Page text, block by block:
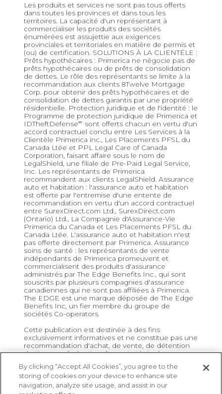
Les produits et services ne sont pas tous offerts
dans toutes les provinces et dans tous les
territoires. La capacité d'un représentant à
commercialiser les produits des sociétés
énumérées est assujettie aux exigences
provinciales et territoriales en matière de permis et
(ou) de certification. SOLUTIONS À LA CLIENTÉLE :
Prêts hypothécaires : Primerica ne négocie pas de
prêts hypothécaires ou de prêts de consolidation
de dettes. Le rôle des représentants se limite à la
recommandation aux clients 8Twelve Mortgage
Corp. pour obtenir des prêts hypothécaires et de
consolidation de dettes garantis par une propriété
résidentielle. Protection juridique et de l'identité : le
Programme de protection juridique de Primerica et
IDTheftDefense🅪 sont offerts chacun en vertu d'un
accord contractuel conclu entre Les Services à la
Clientèle Primerica inc., Les Placements PFSL du
Canada Ltée et PPL Legal Care of Canada
Corporation, faisant affaire sous le nom de
LegalShield, une filiale de Pre-Paid Legal Service,
Inc. Les représentants de Primerica
recommandent aux clients LegalShield. Assurance
auto et habitation : l'assurance auto et habitation
est offerte par l'entremise d'une entente de
recommandation en vertu d'un accord contractuel
entre SurexDirect.com Ltd., SurexDirect.com
(Ontario) Ltd., La Compagnie d'Assurance-Vie
Primerica du Canada et Les Placements PFSL du
Canada Ltée. L'assurance auto et habitation n'est
pas offerte directement par Primerica. Assurance
soins de santé : les représentants de vente
indépendants de Primerica promeuvent et
commercialisent des produits d'assurance
administrés par The Edge Benefits Inc., qui sont
souscrits par plusieurs compagnies d'assurance
canadiennes qui ne sont pas affiliées à Primerica.
The EDGE est une marque déposée de The Edge
Benefits Inc, un fier membre du groupe de
sociétés Co-operators.
Cette publication est destinée à des fins
exclusivement informatives et ne constitue pas une
recommandation d'achat, de vente, de détention
de titres ou d'adoption d'une stratégie de
By clicking “Accept All Cookies”, you agree to the
storing of cookies on your device to enhance site
navigation, analyze site usage, and assist in our